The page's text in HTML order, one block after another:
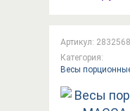
Артикул:
Категория:
Весы